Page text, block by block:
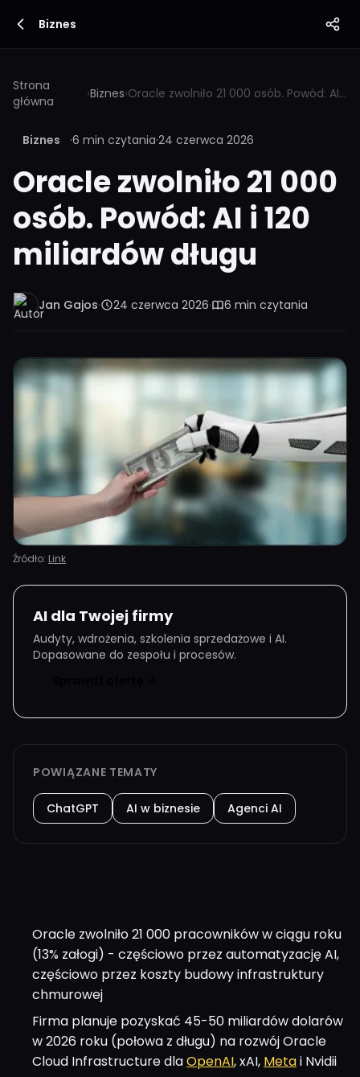
Biznes
Strona
główna
›Biznes› Oracle zwolniło 21 000 osób. Powód: AI i 120 miliardów długu
Biznes ·6 min czytania·24 czerwca 2026
Oracle zwolniło 21 000
osób. Powód: AI i 120
miliardów długu
Jan Gajos· 24 czerwca 2026· 6 min czytania
Źródło: Link
AI dla Twojej firmy
Audyty, wdrożenia, szkolenia sprzedażowe i AI.
Dopasowane do zespołu i procesów.
POWIĄZANE TEMATY
ChatGPT AI w biznesie Agenci AI
Oracle zwolniło 21 000 pracowników w ciągu roku
(13% załogi) - częściowo przez automatyzację AI,
częściowo przez koszty budowy infrastruktury
chmurowej
Firma planuje pozyskać 45-50 miliardów dolarów
w 2026 roku (połowa z długu) na rozwój Oracle
Cloud Infrastructure dlaOpenAI, xAI, Metai Nvidii